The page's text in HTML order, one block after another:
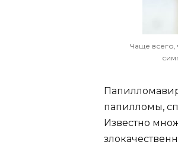
Чаще всего,
папилломы,
Известно